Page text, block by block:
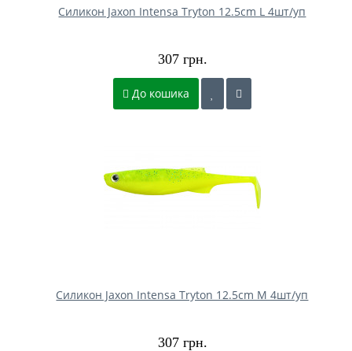
Силикон Jaxon Intensa Tryton 12.5cm L 4шт/уп
307 грн.
До кошика
Силикон Jaxon Intensa Tryton 12.5cm M 4шт/уп
307 грн.